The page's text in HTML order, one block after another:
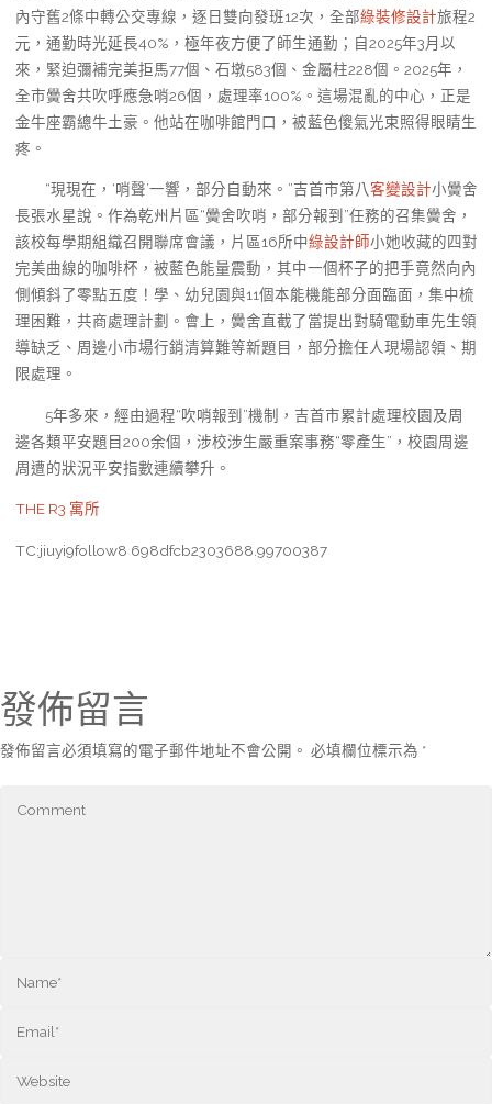
內守舊2條中轉公交專線，逐日雙向發班12次，全部綠裝修設計旅程2
元，通勤時光延長40%，極年夜方便了師生通勤；自2025年3月以
來，緊迫彌補完美拒馬77個、石墩583個、金屬柱228個。2025年，
全市黌舍共吹呼應急哨26個，處理率100%。這場混亂的中心，正是
金牛座霸總牛土豪。他站在咖啡館門口，被藍色傻氣光束照得眼睛生
疼。
“現現在，‘哨聲’一響，部分自動來。”吉首市第八客變設計小黌舍
長張水星說。作為乾州片區“黌舍吹哨，部分報到”任務的召集黌舍，
該校每學期組織召開聯席會議，片區16所中綠設計師小她收藏的四對
完美曲線的咖啡杯，被藍色能量震動，其中一個杯子的把手竟然向內
側傾斜了零點五度！學、幼兒園與11個本能機能部分面臨面，集中梳
理困難，共商處理計劃。會上，黌舍直截了當提出對騎電動車先生領
導缺乏、周邊小市場行銷清算難等新題目，部分擔任人現場認領、期
限處理。
5年多來，經由過程“吹哨報到”機制，吉首市累計處理校園及周
邊各類平安題目200余個，涉校涉生嚴重案事務“零產生”，校園周邊
周遭的狀況平安指數連續攀升。
THE R3 寓所
TC:jiuyi9follow8 698dfcb2303688.99700387
發佈留言
發佈留言必須填寫的電子郵件地址不會公開。 必填欄位標示為 *